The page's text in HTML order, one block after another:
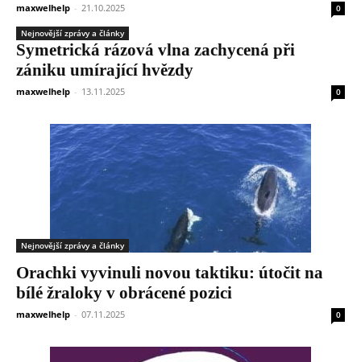
maxwelhelp - 21.10.2025 0
Nejnovější zprávy a články
Symetrická rázová vlna zachycená při
zániku umírající hvězdy
maxwelhelp - 13.11.2025 0
Nejnovější zprávy a články
Orachki vyvinuli novou taktiku: útočit na
bílé žraloky v obrácené pozici
maxwelhelp - 07.11.2025 0